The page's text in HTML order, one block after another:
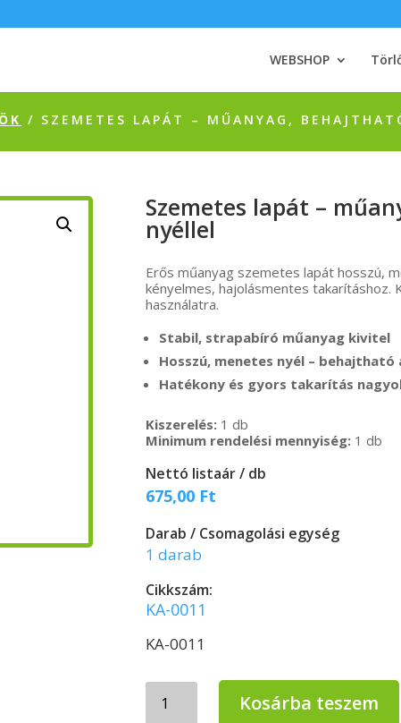
WEBSHOP
/ SZEMETES LAPÁT – MŰANYAG,
Szemetes lapát –
nyéllel
Erős műanyag szemetes lapát hosszú,
kényelmes, hajolásmentes takarításhoz.
használatra.
Stabil, strapabíró műanyag kivitel
Hosszú, menetes nyél –
Hatékony és gyors takarítás
Kiszerelés: 1 db
Minimum rendelési mennyiség: 1 db
Nettó listaár / db
675,00 Ft
Darab / Csomagolási egység
1 darab
Cikkszám:
KA-0011
KA-0011
lapát
Kosárba teszem